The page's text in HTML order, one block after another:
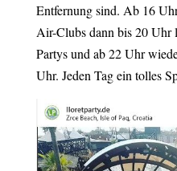
Entfernung sind. Ab 16
Air-Clubs dann bis 20 Uhr
Partys und ab 22 Uhr
Uhr. Jeden Tag ein tolles